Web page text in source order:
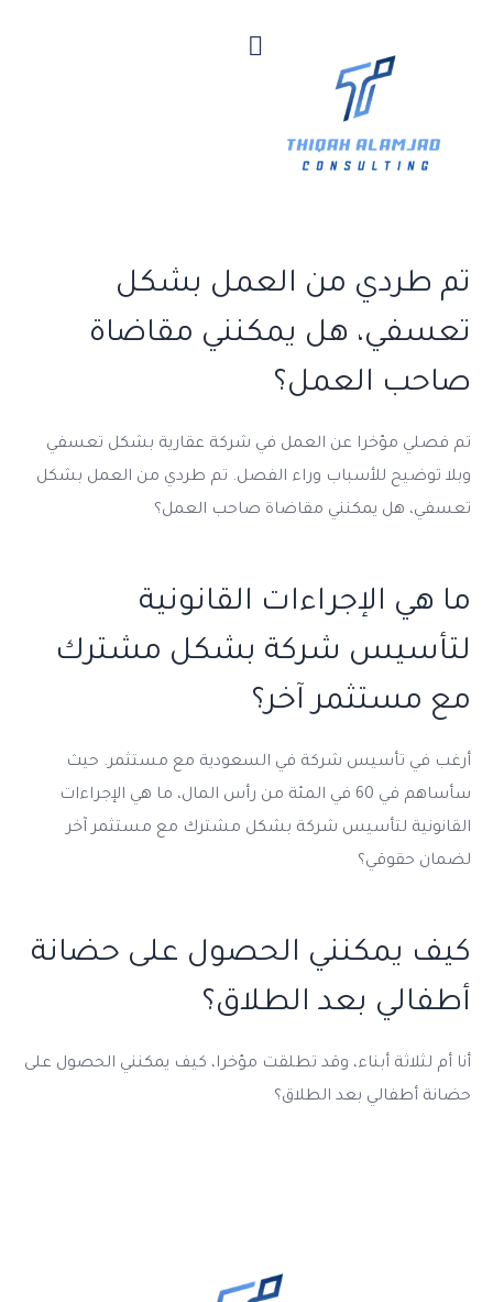
هل تسقط الديون التي علي إن
قمت بإعلان الإفلاس؟
بسبب صعوبات مالية في شركتي أفكر في إعلان الإفلاس. هل
تم طردي من العمل بشكل
تعسفي، هل يمكنني مقاضاة
صاحب العمل؟
تم فصلي مؤخرا عن العمل في شركة عقارية بشكل تعسفي
وبلا توضيح للأسباب وراء الفصل. تم طردي من العمل بشكل
تعسفي، هل يمكنني مقاضاة صاحب العمل؟
ما هي الإجراءات القانونية
لتأسيس شركة بشكل مشترك
مع مستثمر آخر؟
أرغب في تأسيس شركة في السعودية مع مستثمر. حيث
سأساهم في 60 في المئة من رأس المال، ما هي الإجراءات
القانونية لتأسيس شركة بشكل مشترك مع مستثمر آخر
لضمان حقوقي؟
كيف يمكنني الحصول على حضانة
أطفالي بعد الطلاق؟
أنا أم لثلاثة أبناء، وقد تطلقت مؤخرا، كيف يمكنني الحصول على
حضانة أطفالي بعد الطلاق؟